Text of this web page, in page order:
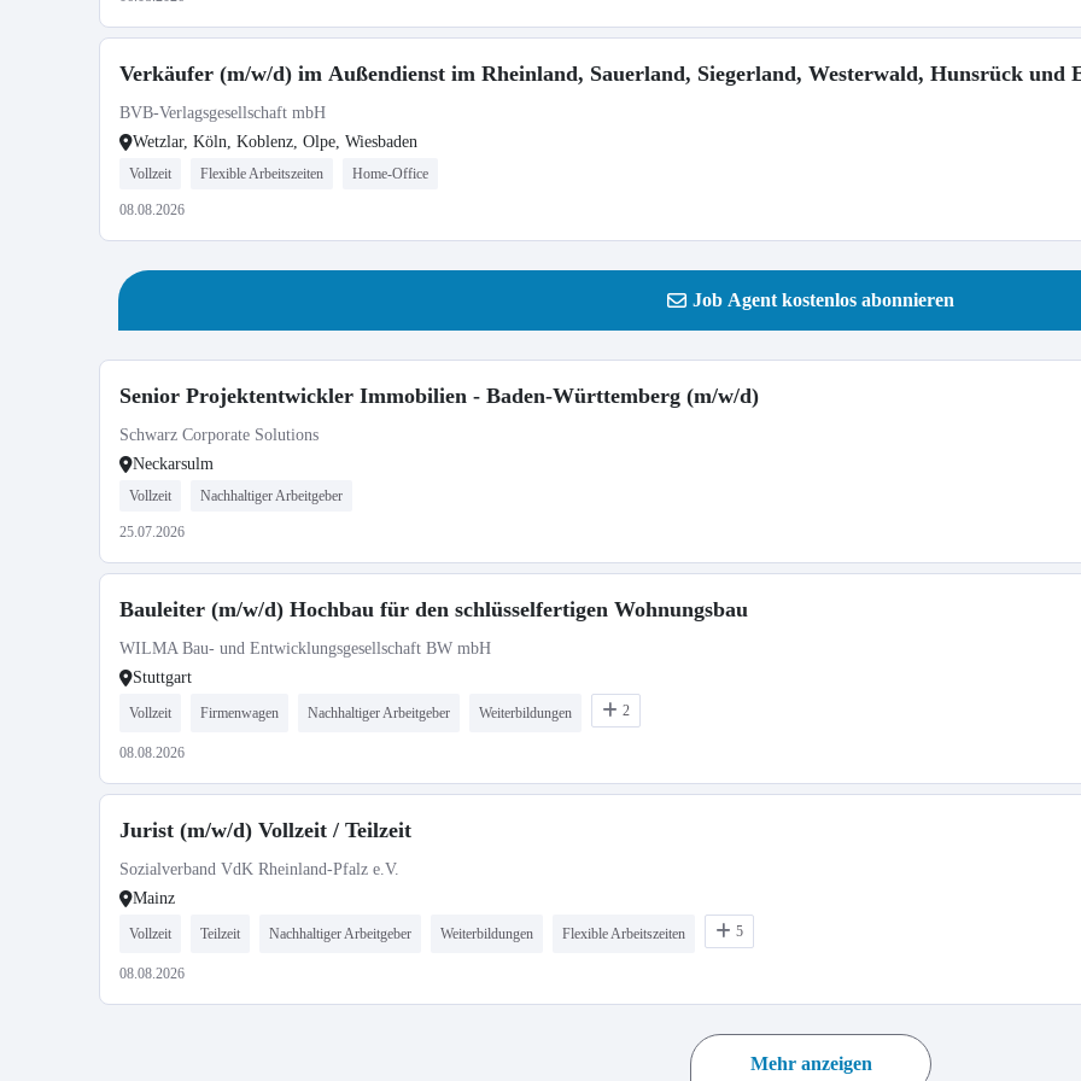
Verkäufer (m/w/d) im Außendienst im Rheinland, Sauerland, Siegerland, Westerwald, Hunsrück und
BVB-Verlagsgesellschaft mbH
Wetzlar, Köln, Koblenz, Olpe, Wiesbaden
Vollzeit Flexible Arbeitszeiten Home-Office
08.08.2026
Job Agent kostenlos abonnieren
Senior Projektentwickler Immobilien - Baden-Württemberg (m/w/d)
Schwarz Corporate Solutions
Neckarsulm
Vollzeit Nachhaltiger Arbeitgeber
25.07.2026
Bauleiter (m/w/d) Hochbau für den schlüsselfertigen Wohnungsbau
WILMA Bau- und Entwicklungsgesellschaft BW mbH
Stuttgart
Vollzeit Firmenwagen Nachhaltiger Arbeitgeber Weiterbildungen 2
08.08.2026
Jurist (m/w/d) Vollzeit / Teilzeit
Sozialverband VdK Rheinland-Pfalz e.V.
Mainz
Vollzeit Teilzeit Nachhaltiger Arbeitgeber Weiterbildungen Flexible Arbeitszeiten 5
08.08.2026
Mehr anzeigen